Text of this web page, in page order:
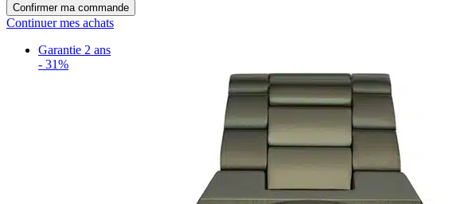
Confirmer ma commande
Continuer mes achats
Garantie 2 ans
- 31%